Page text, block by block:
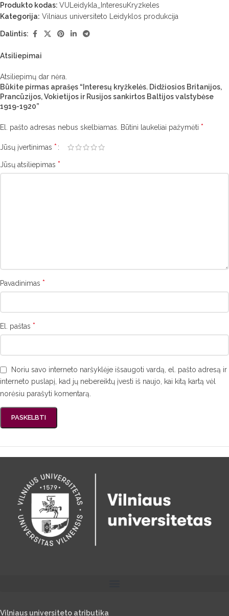
Produkto kodas: VULeidykla_InteresuKryzkeles
Kategorija: Vilniaus universiteto Leidyklos produkcija
Dalintis:
Atsiliepimai
Atsiliepimų dar nėra.
Būkite pirmas aprašęs “Interesų kryžkelės. Didžiosios Britanijos,
Prancūzijos, Vokietijos ir Rusijos sankirtos Baltijos valstybėse
1919-1920”
El. pašto adresas nebus skelbiamas. Būtini laukeliai pažymėti *
Jūsų įvertinimas *
Jūsų atsiliepimas *
Pavadinimas *
El. paštas *
Noriu savo interneto naršyklėje išsaugoti vardą, el. pašto adresą ir
interneto puslapį, kad jų nebereiktų įvesti iš naujo, kai kitą kartą vėl
norėsiu parašyti komentarą.
Vilniaus universiteto atributika